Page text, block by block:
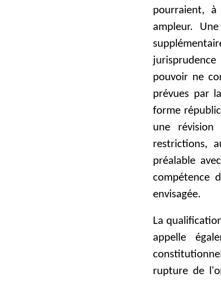
pourraient,
ampleur.
pouvoir ne
prévues par
forme
une
restrictions,
préalable
compétence
envisagée.
La
appelle
rupture de